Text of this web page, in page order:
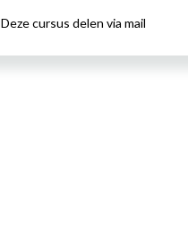
Deze cursus delen via mail